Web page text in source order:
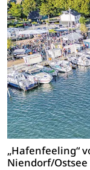
„Hafenfeeling“
Niendorf/Ostsee